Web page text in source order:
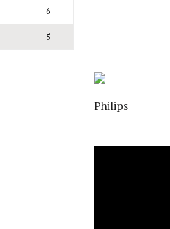
6
5
Philips